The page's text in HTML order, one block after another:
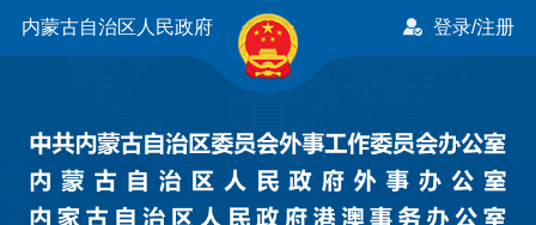
内蒙古自治区人民政府 登录/注册